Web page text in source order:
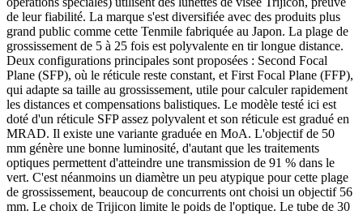
de leur fiabilité. La marque s'est diversifiée avec des produits plus
grand public comme cette Tenmile fabriquée au Japon. La plage de
grossissement de 5 à 25 fois est polyvalente en tir longue distance.
Deux configurations principales sont proposées : Second Focal
Plane (SFP), où le réticule reste constant, et First Focal Plane (FFP),
qui adapte sa taille au grossissement, utile pour calculer rapidement
les distances et compensations balistiques. Le modèle testé ici est
doté d'un réticule SFP assez polyvalent et son réticule est gradué en
MRAD. Il existe une variante graduée en MoA. L'objectif de 50
mm génère une bonne luminosité, d'autant que les traitements
optiques permettent d'atteindre une transmission de 91 % dans le
vert. C'est néanmoins un diamètre un peu atypique pour cette plage
de grossissement, beaucoup de concurrents ont choisi un objectif 56
mm. Le choix de Trijicon limite le poids de l'optique. Le tube de 30